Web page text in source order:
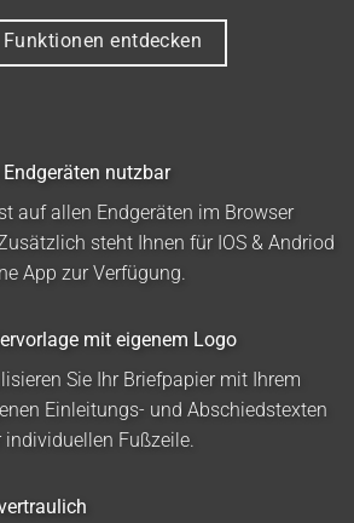
entdecken
nutzbar
auf allen Endgeräten im Browser
steht Ihnen für IOS & Andriod
App zur Verfügung.
mit eigenem Logo
Sie Ihr Briefpapier mit Ihrem
Einleitungs- und Abschiedstexten
individuellen Fußzeile.